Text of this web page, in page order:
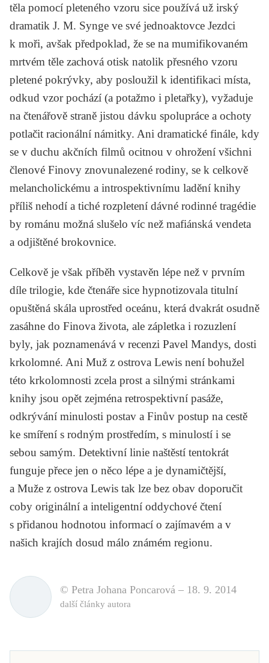
těla pomocí pleteného vzoru sice používá už irský
dramatik J. M. Synge ve své jednoaktovce Jezdci
k moři, avšak předpoklad, že se na mumifikovaném
mrtvém těle zachová otisk natolik přesného vzoru
pletené pokrývky, aby posloužil k identifikaci místa,
odkud vzor pochází (a potažmo i pletařky), vyžaduje
na čtenářově straně jistou dávku spolupráce a ochoty
potlačit racionální námitky. Ani dramatické finále, kdy
se v duchu akčních filmů ocitnou v ohrožení všichni
členové Finovy znovunalezené rodiny, se k celkově
melancholickému a introspektivnímu ladění knihy
příliš nehodí a tiché rozpletení dávné rodinné tragédie
by románu možná slušelo víc než mafiánská vendeta
a odjištěné brokovnice.
Celkově je však příběh vystavěn lépe než v prvním
díle trilogie, kde čtenáře sice hypnotizovala titulní
opuštěná skála uprostřed oceánu, která dvakrát osudně
zasáhne do Finova života, ale zápletka i rozuzlení
byly, jak poznamenává v recenzi Pavel Mandys, dosti
krkolomné. Ani Muž z ostrova Lewis není bohužel
této krkolomnosti zcela prost a silnými stránkami
knihy jsou opět zejména retrospektivní pasáže,
odkrývání minulosti postav a Finův postup na cestě
ke smíření s rodným prostředím, s minulostí i se
sebou samým. Detektivní linie naštěstí tentokrát
funguje přece jen o něco lépe a je dynamičtější,
a Muže z ostrova Lewis tak lze bez obav doporučit
coby originální a inteligentní oddychové čtení
s přidanou hodnotou informací o zajímavém a v
našich krajích dosud málo známém regionu.
© Petra Johana Poncarová – 18. 9. 2014
další články autora